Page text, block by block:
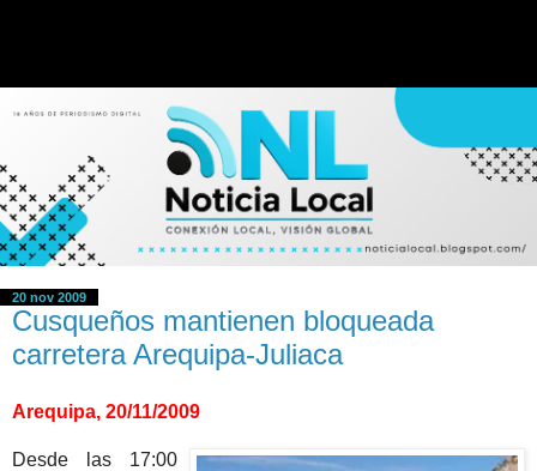
20 nov 2009
Cusqueños mantienen bloqueada
carretera Arequipa-Juliaca
Arequipa, 20/11/2009
Desde las 17:00